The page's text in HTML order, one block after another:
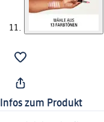
Infos zum Produkt